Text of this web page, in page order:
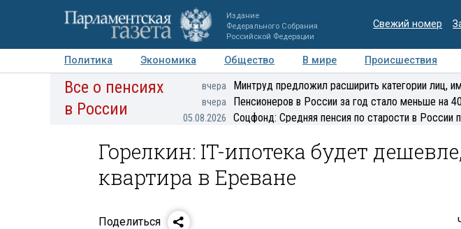
Издание
Федерального Собрания
Российской Федерации
Свежий номер
Политика Экономика Общество В мире Происшествия
Авторы Персоны Мнения Регионы Медиацентр
Все о пенсиях
в России
вчера Минтруд предложил расширить категории лиц,
вчера Пенсионеров в России за год стало меньше на
05.08.2026 Соцфонд: Средняя пенсия по старости в России
Горелкин: IT-ипотека будет
квартира в Ереване
Поделиться